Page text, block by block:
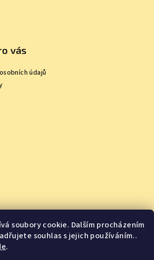
soubory cookie. Dalším procházením
souhlas s jejich používáním..
.
vás
údajů